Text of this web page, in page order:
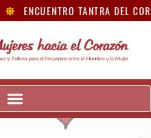
ENCUENTRO TANTRA DEL